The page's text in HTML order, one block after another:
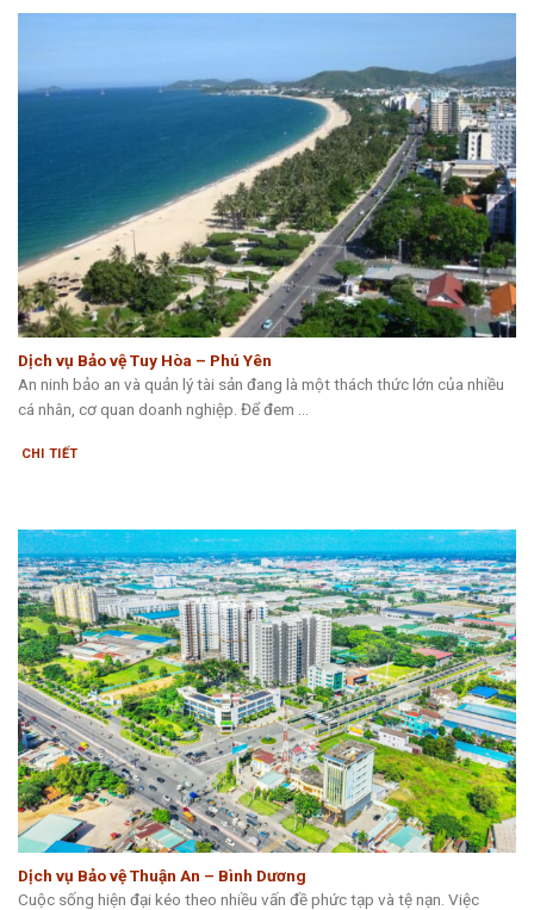
Dịch vụ Bảo vệ Tuy Hòa – Phú Yên
An ninh bảo an và quản lý tài sản đang là một thách thức lớn của nhiều
cá nhân, cơ quan doanh nghiệp. Để đem ...
CHI TIẾT
Dịch vụ Bảo vệ Thuận An – Bình Dương
Cuộc sống hiện đại kéo theo nhiều vấn đề phức tạp và tệ nạn. Việc